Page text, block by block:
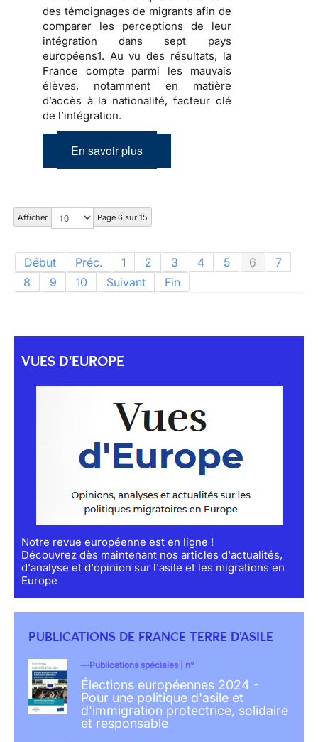
des témoignages de migrants afin de
comparer les perceptions de leur
intégration dans sept pays
européens1. Au vu des résultats, la
France compte parmi les mauvais
élèves, notamment en matière
d’accès à la nationalité, facteur clé
de l’intégration.
En savoir plus
Afficher Page 6 sur 15
Début Préc. 1 2 3 4 5 6
7
8
9 10 Suivant Fin
VUES D'EUROPE
Notre revue européenne est en ligne !
Découvrez dès maintenant nos articles d'actualités,
d'analyse et d'opinion sur l'asile et les migrations en
Europe
PUBLICATIONS DE FRANCE TERRE D'ASILE
Publications spéciales | n°
Élections européennes 2024 -
Pour une politique d'asile et
d'immigration protectrice, solidaire
et responsable